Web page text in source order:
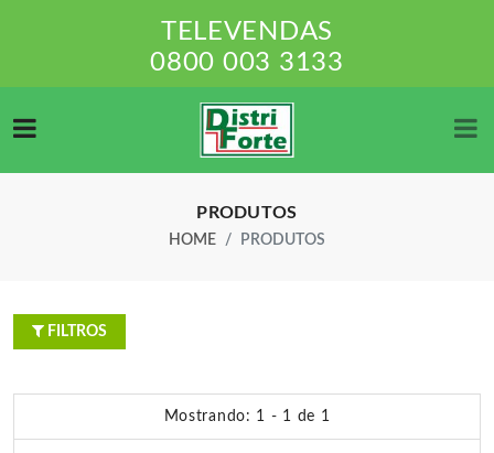
TELEVENDAS
0800 003 3133
PRODUTOS
HOME PRODUTOS
FILTROS
Mostrando: 1 - 1 de 1